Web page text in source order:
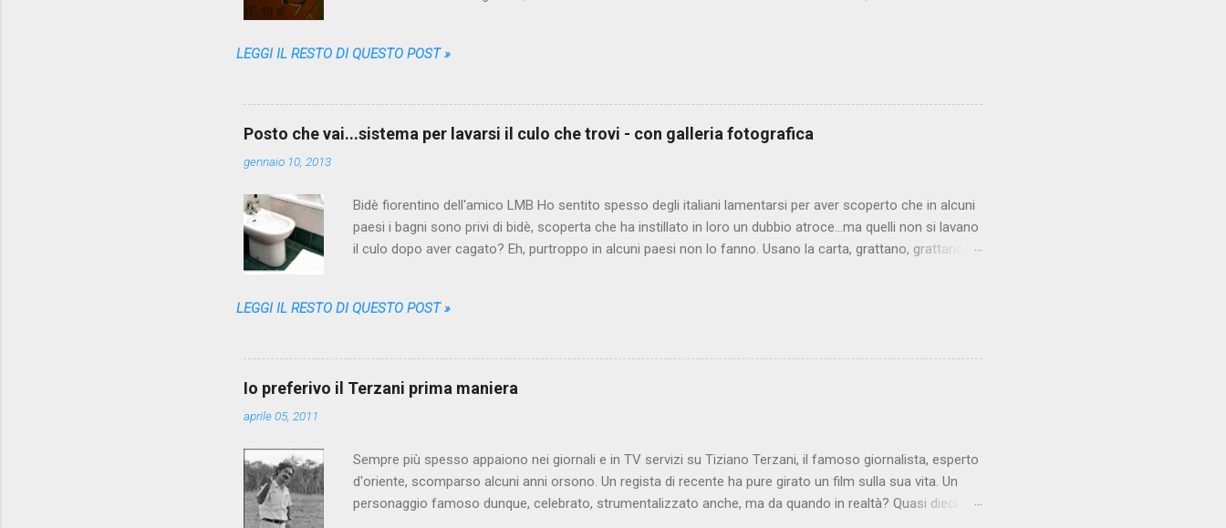
l'appunto chiameremo PA, da Puttaniere-Anonimo, un bel giorno scende dalla stanza del suo albergo alla
queste parti. Non è una missione tranquilla però, come qualcuno di noi potrebbe pensare. Non si tratta di
far due passi, imbattersi nella prima delle migliaia di occasioni offerte dalla città e sbrigare la faccenda.
No, PA è torturato dai dubbi, si arrovella pe...
LEGGI IL RESTO DI QUESTO POST »
Posto che vai...sistema per lavarsi il culo che trovi - con galleria fotografica
gennaio 10, 2013
Bidè fiorentino dell'amico LMB Ho sentito spesso degli italiani lamentarsi per aver scoperto che in alcuni
paesi i bagni sono privi di bidè, scoperta che ha instillato in loro un dubbio atroce...ma quelli non si lavano
il culo dopo aver cagato? Eh, purtroppo in alcuni paesi non lo fanno. Usano la carta, grattano, grattano, e
scomparsa dei residui di merda si è accompagnata l'apparizione sulla carta del rosso del sangue. La
l'assenza del bidè non significa necessariamente che in quel posto non ci si lavi il sedere prima di alzarsi
dal cesso. Ecco appunto, sottolineo il prima . In Italia infatti per lavarci dobbiamo necessariamente
alzarci, fare ...
LEGGI IL RESTO DI QUESTO POST »
Io preferivo il Terzani prima maniera
aprile 05, 2011
Sempre più spesso appaiono nei giornali e in TV servizi su Tiziano Terzani, il famoso giornalista, esperto
d'oriente, scomparso alcuni anni orsono. Un regista di recente ha pure girato un film sulla sua vita. Un
personaggio famoso dunque, celebrato, strumentalizzato anche, ma da quando in realtà? Quasi dieci